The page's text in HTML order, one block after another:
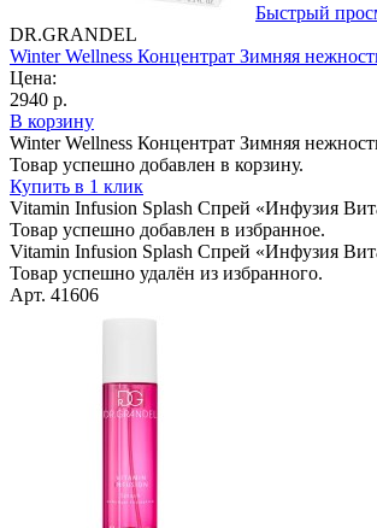
Быстрый
DR.GRANDEL
Winter Wellness Концентрат Зимняя
Цена:
2940 р.
В корзину
Winter Wellness Концентрат Зимняя
Товар успешно добавлен в корзину.
Купить в 1 клик
Vitamin Infusion Splash Спрей «Инфузия
Товар успешно добавлен в избранное.
Vitamin Infusion Splash Спрей «Инфузия
Товар успешно удалён из избранного.
Арт. 41606